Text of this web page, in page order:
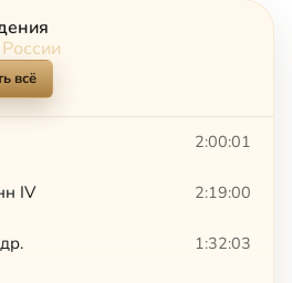
всё
2:00:01
IV 2:19:00
1:32:03